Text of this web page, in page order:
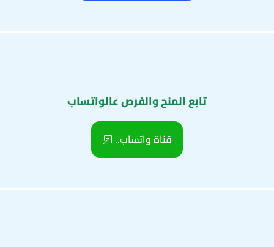
تابع المنح والفرص عالواتساب
قناة واتساب..